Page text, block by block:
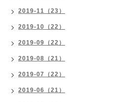
2019-11（23）
2019-10（22）
2019-09（22）
2019-08（21）
2019-07（22）
2019-06（21）